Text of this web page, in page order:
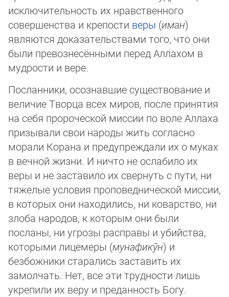
ис­клю­чи­тельность их нравственного
совершенства и крепости веры (иман)
являются до­ка­за­тель­ствами того, что они
были превознесёнными перед Аллахом в
мудрости и ве­ре.
Посланники, осознавшие существование и
величие Творца всех миров, после при­ня­тия
на себя пророческой миссии по воле Аллаха
призывали свои народы жить согласно
морали Корана и преду­преж­да­ли их о муках
в вечной жизни. И ничто не ос­ла­би­ло их
веры и не заставило их свернуть с пути, ни
тяжелые условия пропо­вед­ни­чес­кой миссии,
в которых они находи­лись, ни коварство, ни
злоба народов, к которым они были
посланы, ни угрозы рас­пра­вы и убийства,
которыми лицемеры (му­на­фи­кӯн) и
безбожники старались заставить их
замолчать. Нет, все эти труд­нос­ти лишь
укрепили их веру и преданность Богу.